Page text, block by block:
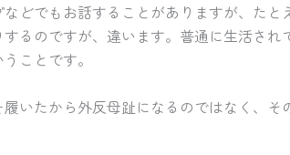
どでもお話することがありますが、た
るのですが、違います。普通に生活さ
ことです。
いたから外反母趾になるのではなく、そ